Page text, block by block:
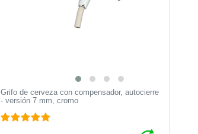
Grifo de cerveza con compensador, autocierre
- versión 7 mm, cromo